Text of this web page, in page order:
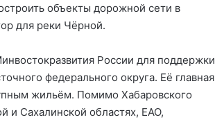
объекты дорожной сети в
для реки Чёрной.
России для поддержки
федерального округа. Её главная
жильём. Помимо Хабаровского
и Сахалинской областях, ЕАО,